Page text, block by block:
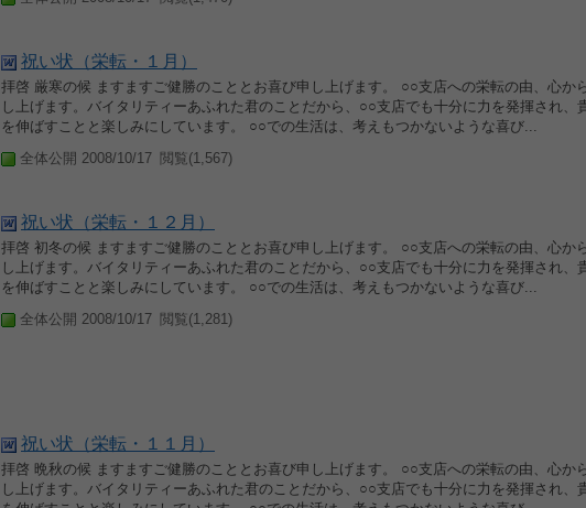
祝い状（栄転・１月）
拝啓 厳寒の候 ますますご健勝のこととお喜び申し上げます。 ○○支店への栄転の由、心か
し上げます。バイタリティーあふれた君のことだから、○○支店でも十分に力を発揮され、
を伸ばすことと楽しみにしています。 ○○での生活は、考えもつかないような喜び...
全体公開 2008/10/17 閲覧(1,567)
祝い状（栄転・１２月）
拝啓 初冬の候 ますますご健勝のこととお喜び申し上げます。 ○○支店への栄転の由、心か
し上げます。バイタリティーあふれた君のことだから、○○支店でも十分に力を発揮され、
を伸ばすことと楽しみにしています。 ○○での生活は、考えもつかないような喜び...
全体公開 2008/10/17 閲覧(1,281)
祝い状（栄転・１１月）
拝啓 晩秋の候 ますますご健勝のこととお喜び申し上げます。 ○○支店への栄転の由、心か
し上げます。バイタリティーあふれた君のことだから、○○支店でも十分に力を発揮され、